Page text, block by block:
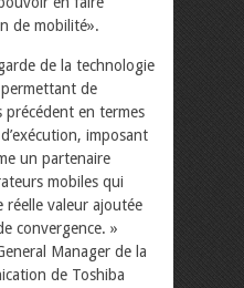
de mobilité».
de la technologie
de
précédent en termes
imposant
un partenaire
mobiles qui
valeur ajoutée
convergence. »
Manager de la
de Toshiba